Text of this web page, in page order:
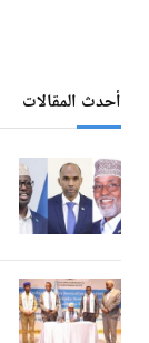
أحدث المقالات